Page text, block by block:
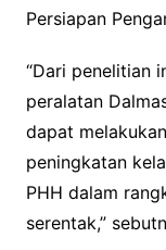
Persiapan
“Dari penelitian
peralatan
dapat
peningkatan
PHH dalam
serentak,”